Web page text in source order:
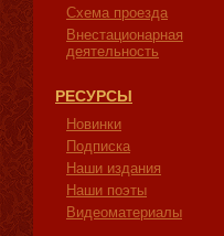
Схема проезда
Внестационарная
деятельность
РЕСУРСЫ
Новинки
Подписка
Наши издания
Наши поэты
Видеоматериалы